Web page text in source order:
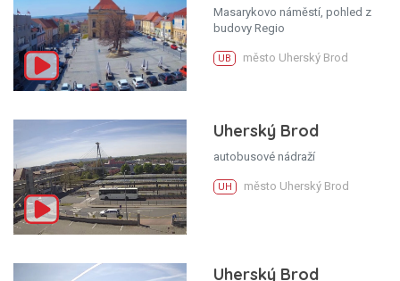
Masarykovo náměstí, pohled z
budovy Regio
UB město Uherský Brod
Uherský Brod
autobusové nádraží
UH město Uherský Brod
Uherský Brod